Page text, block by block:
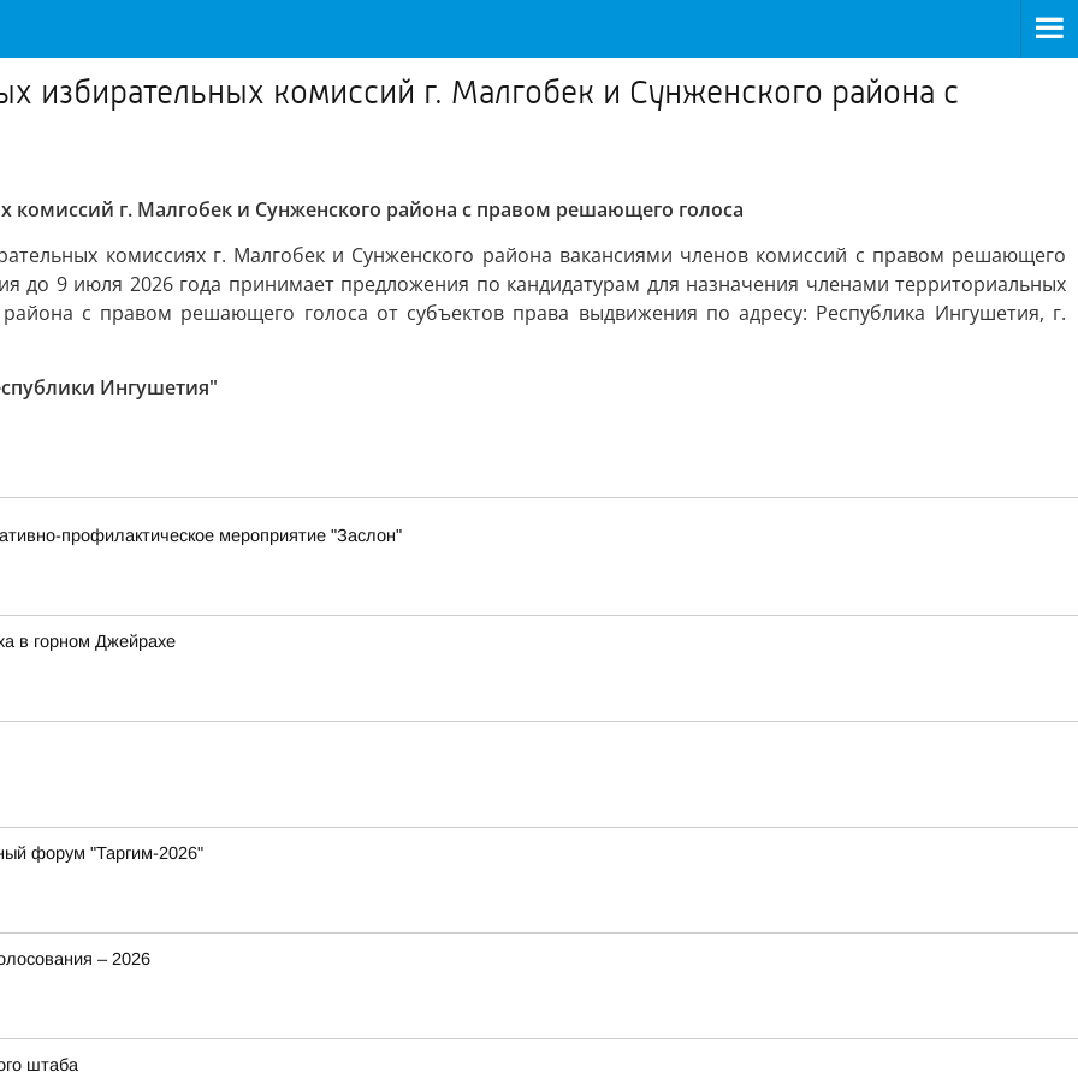
избирательных комиссий г. Малгобек и Сунженского района с
г. Малгобек и Сунженского района с правом решающего голоса
комиссиях г. Малгобек и Сунженского района вакансиями членов комиссий с правом решающего
до 9 июля 2026 года принимает предложения по кандидатурам для назначения членами территориальных
с правом решающего голоса от субъектов права выдвижения по адресу: Республика Ингушетия, г.
Ингушетия"
профилактическое мероприятие "Заслон"
в горном Джейрахе
форум "Таргим-2026"
– 2026
штаба